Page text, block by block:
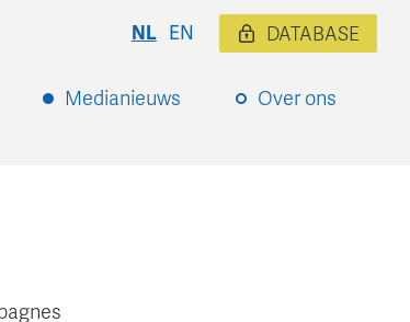
Medianieuws Over ons
NL EN DATABASE